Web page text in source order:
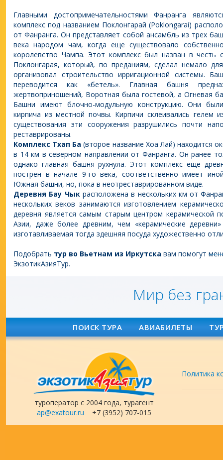
Главными достопримечательностями Фанранга
комплекс под названием Поклонгарай (Poklongarai)
от Фанранга. Он представляет собой ансамбль из трех
века народом чам, когда еще существовало
королевство Чампа. Этот комплекс был назван в честь
Поклонгарая, который, по преданиям, сделал немало
организовал строительство ирригационной системы.
переводится как «бетель». Главная башня
жертвоприношений, Воротная была гостевой, а Огневая
Башни имеют блочно-модульную конструкцию. Они
кирпича из местной почвы. Кирпичи склеивались гелем
существования эти сооружения разрушились почти
реставрированы.
Комплекс Тхап Ба (второе название Хоа Лай) находится
в 14 км в северном направлении от Фанранга. Он ранее
однако главная башня рухнула. Этот комплекс еще
пострен в начале 9-го века, соответственно имеет
Южная башни, но, пока в неотреставрированном виде.
Деревня Бау Чыкрасположена в нескольких км от
нескольких веков занимаются изготовлением
деревня является самым старым центром керамической
Азии, даже более древним, чем «керамические
изготавливаемая тогда здешняя посуда художественно
Подобрать тур во Вьетнам из Иркутска вам помогут
ЭкзотикАзияТур.
Мир без
ПОИСК ТУРА АВИАБИЛЕТЫ
туроператор с 2004 года, турагент
ap@exatour.ru +7 (3952) 707-015
Политика